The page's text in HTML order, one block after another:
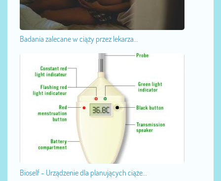
Badania zalecane w ciąży przez lekarza...
Bioself - Urządzenie dla planujących ciąże...